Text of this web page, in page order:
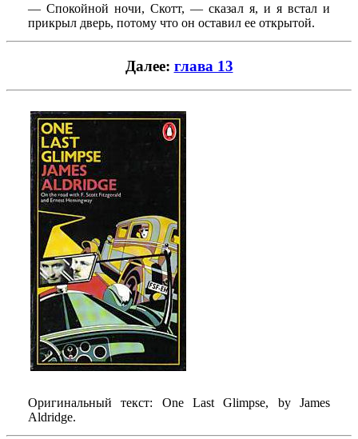
— Спокойной ночи, Скотт, — сказал я, и я встал и
прикрыл дверь, потому что он оставил ее открытой.
Далее: глава 13
Оригинальный текст: One Last Glimpse, by James
Aldridge.